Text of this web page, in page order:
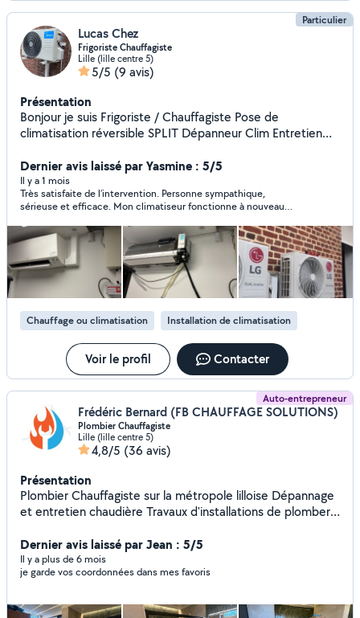
Particulier
Lucas Chez
Frigoriste Chauffagiste
Lille (lille centre 5)
5/5 (9 avis)
Présentation
Bonjour je suis Frigoriste / Chauffagiste Pose de
climatisation réversible SPLIT Dépanneur Clim Entretien
d'arrivée d'eau Et tout autre chose sur demande
Dernier avis laissé par Yasmine : 5/5
Il y a 1 mois
Très satisfaite de l’intervention. Personne sympathique,
sérieuse et efficace. Mon climatiseur fonctionne à nouveau
Chauffage ou climatisation Installation de climatisation
Voir le profil Contacter
Auto-entrepreneur
Frédéric Bernard (FB CHAUFFAGE SOLUTIONS)
Plombier Chauffagiste
Lille (lille centre 5)
4,8/5 (36 avis)
Présentation
Plombier Chauffagiste sur la métropole lilloise Dépannage
et entretien chaudière Travaux d'installations de plomberie
Dernier avis laissé par Jean : 5/5
Il y a plus de 6 mois
je garde vos coordonnées dans mes favoris